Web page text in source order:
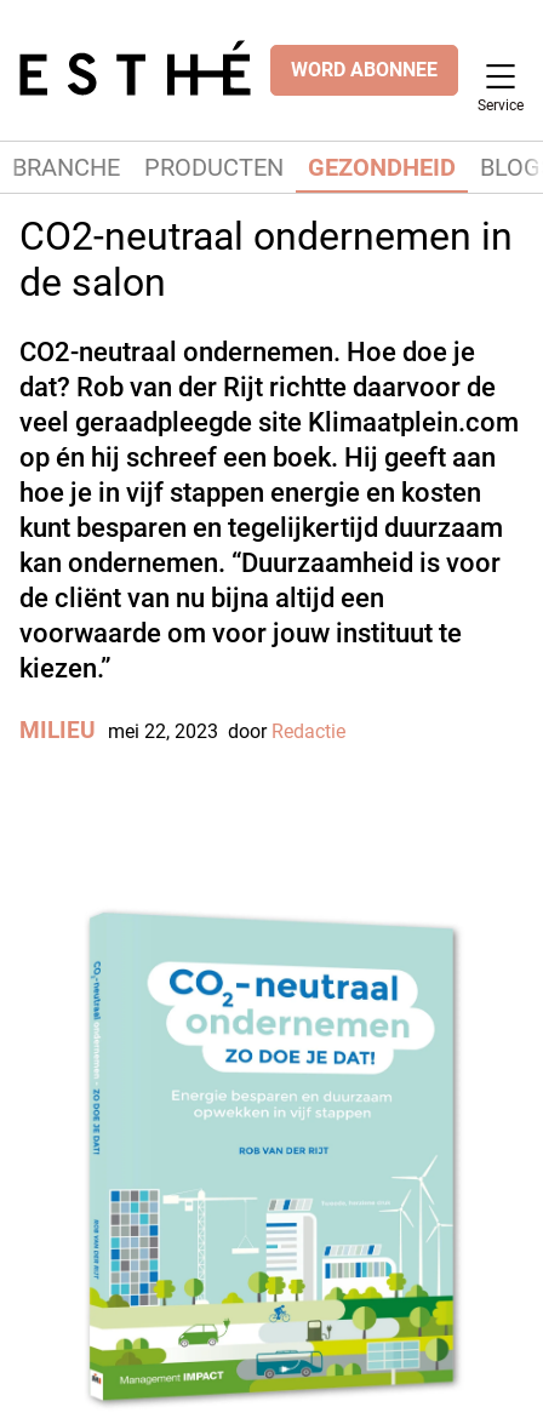
WORD ABONNEE
Service
BRANCHE PRODUCTEN GEZONDHEID
CO2-neutraal ondernemen in
de salon
CO2-neutraal ondernemen. Hoe doe je
dat? Rob van der Rijt richtte daarvoor de
veel geraadpleegde site Klimaatplein.com
op én hij schreef een boek. Hij geeft aan
hoe je in vijf stappen energie en kosten
kunt besparen en tegelijkertijd duurzaam
kan ondernemen. “Duurzaamheid is voor
de cliënt van nu bijna altijd een
voorwaarde om voor jouw instituut te
kiezen.”
MILIEU mei 22, 2023 door Redactie